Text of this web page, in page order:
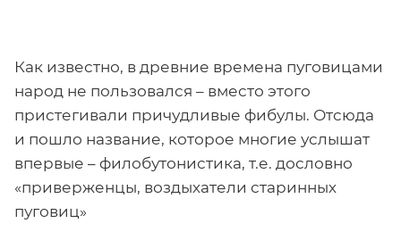
Как известно, в древние времена пуговицами
народ не пользовался – вместо этого
пристегивали причудливые фибулы. Отсюда
и пошло название, которое многие услышат
впервые – филобутонистика, т.е. дословно
«приверженцы, воздыхатели старинных
пуговиц»